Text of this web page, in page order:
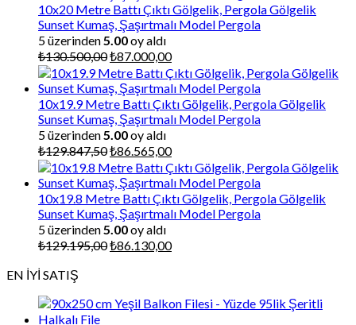
10x20 Metre Battı Çıktı Gölgelik, Pergola Gölgelik
Sunset Kumaş, Şaşırtmalı Model Pergola
5 üzerinden 5.00oy aldı
₺130.500,00Orijinal
fiyat:
₺130.500,00.
₺87.000,00Şu
andaki
fiyat:
₺87.000,00.
10x19.9 Metre Battı Çıktı Gölgelik, Pergola Gölgelik
Sunset Kumaş, Şaşırtmalı Model Pergola
5 üzerinden 5.00oy aldı
₺129.847,50Orijinal
fiyat:
₺129.847,50.
₺86.565,00Şu
andaki
fiyat:
₺86.565,00.
10x19.8 Metre Battı Çıktı Gölgelik, Pergola Gölgelik
Sunset Kumaş, Şaşırtmalı Model Pergola
5 üzerinden 5.00oy aldı
₺129.195,00Orijinal
₺86.130,00Şu
EN İYİ SATIŞ